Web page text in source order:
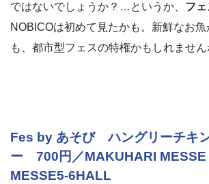
ではないでしょうか？…というか、 フ
NOBICOは初めて見たかも。新鮮なお
も、都市型フェスの特権かもしれません
Fes by あそび ハングリーチキ
ー 700円／MAKUHARI MESSE
MESSE5-6HALL